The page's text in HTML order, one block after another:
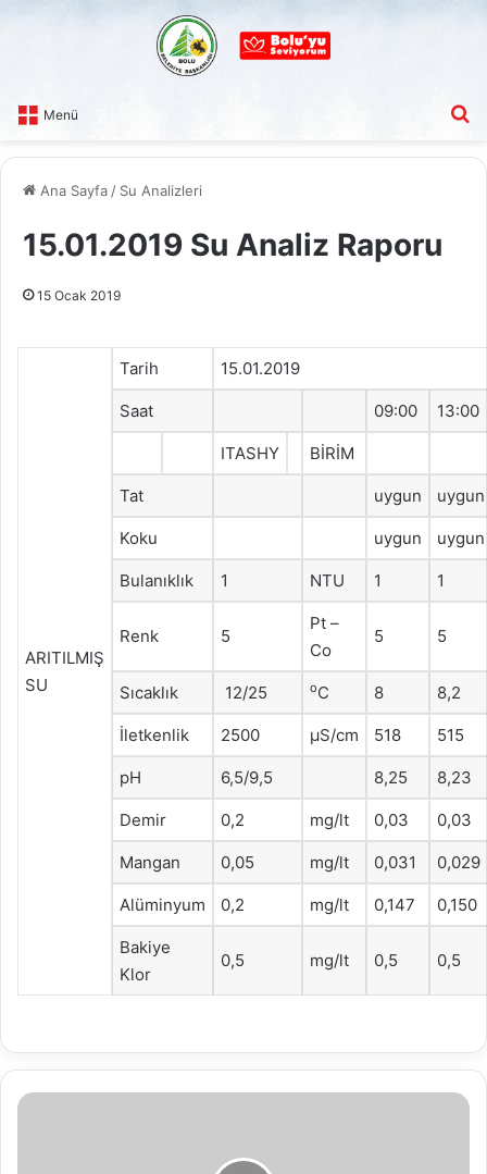
Menü
Ana Sayfa / Su Analizleri
15.01.2019 Su Analiz Raporu
15 Ocak 2019
ARITILMIŞ
SU
Tarih 15.01.2019
Saat 09:00 13:00
ITASHY BİRİM
Tat uygun uygun
Koku uygun uygun
Bulanıklık 1 NTU 1 1
Renk 5
Pt –
Co
5 5
Sıcaklık 12/25 oC 8 8,2
İletkenlik 2500 μS/cm 518 515
pH 6,5/9,5 8,25 8,23
Demir 0,2 mg/lt 0,03 0,03
Mangan 0,05 mg/lt 0,031 0,029
Alüminyum 0,2 mg/lt 0,147 0,150
Bakiye
Klor
0,5 mg/lt 0,5 0,5
15.01.2019